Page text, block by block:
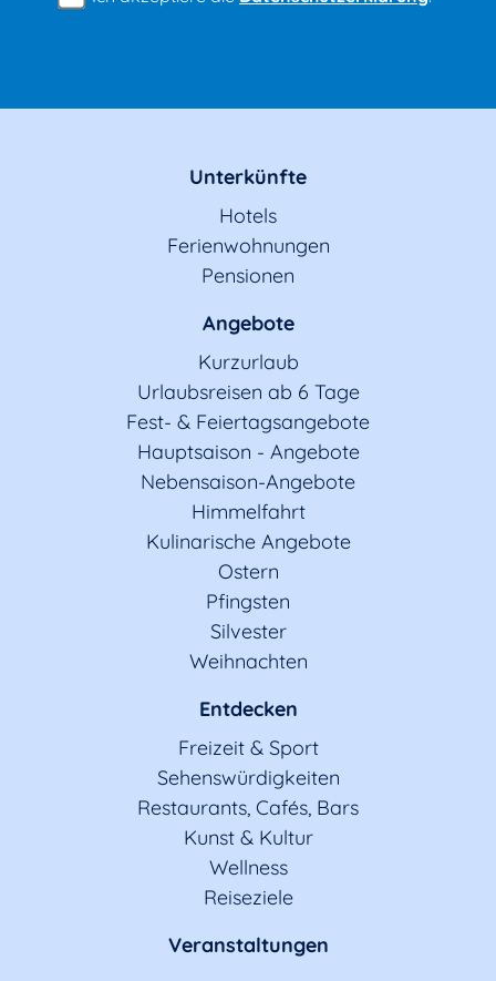
Unterkünfte
Hotels
Ferienwohnungen
Pensionen
Angebote
Kurzurlaub
Urlaubsreisen ab 6 Tage
Fest- & Feiertagsangebote
Hauptsaison - Angebote
Nebensaison-Angebote
Himmelfahrt
Kulinarische Angebote
Ostern
Pfingsten
Silvester
Weihnachten
Entdecken
Freizeit & Sport
Sehenswürdigkeiten
Restaurants, Cafés, Bars
Kunst & Kultur
Wellness
Reiseziele
Veranstaltungen